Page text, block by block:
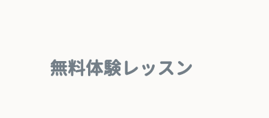
無料体験レッスン